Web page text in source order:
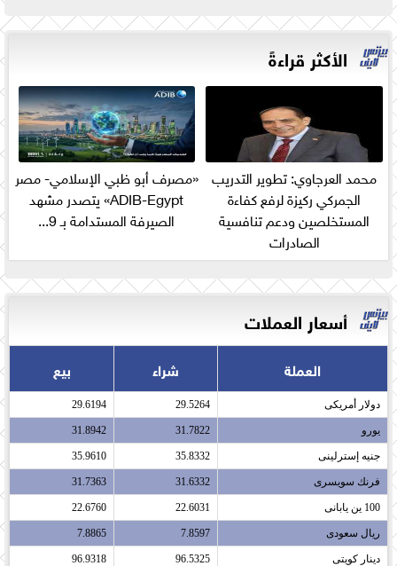
الأكثر قراءةً
محمد العرجاوي: تطوير التدريب
الجمركي ركيزة لرفع كفاءة
المستخلصين ودعم تنافسية
الصادرات
«مصرف أبو ظبي الإسلامي- مصر
ADIB-Egypt» يتصدر مشهد
الصيرفة المستدامة بـ 9...
أسعار العملات
العملة شراء بيع
دولار أمريكى​ 29.5264
29.6194
يورو​ 31.7822
31.8942
جنيه إسترلينى​ 35.8332
35.9610
فرنك سويسرى​ 31.6332
31.7363
100 ين يابانى​ 22.6031
22.6760
ريال سعودى​ 7.8597
7.8865
دينار كويتى​ 96.5325
96.9318